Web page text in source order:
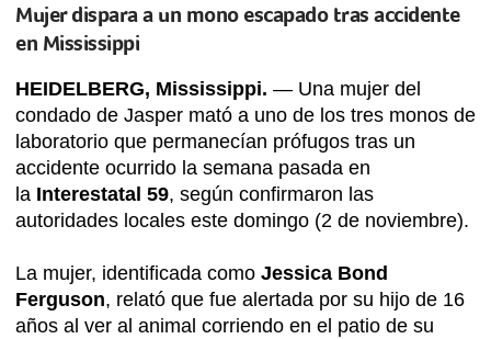
Mujer dispara a un mono escapado tras accidente
en Mississippi
HEIDELBERG, Mississippi. — Una mujer del
condado de Jasper mató a uno de los tres monos de
laboratorio que permanecían prófugos tras un
accidente ocurrido la semana pasada en
la Interestatal 59, según confirmaron las
autoridades locales este domingo (2 de noviembre).
La mujer, identificada como Jessica Bond
Ferguson, relató que fue alertada por su hijo de 16
años al ver al animal corriendo en el patio de su